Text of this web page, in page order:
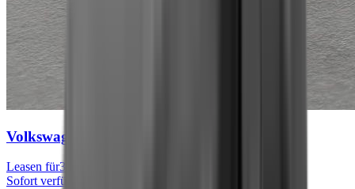
Volkswagen Tiguan
Leasen für301 € mtl.
Sofort verfügbar